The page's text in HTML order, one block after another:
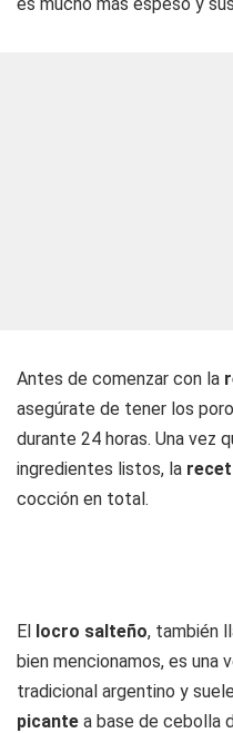
Antes de comenzar con la
asegúrate de tener los
durante 24 horas. Una vez
ingredientes listos, la
cocción en total.
El locro salteño, también
bien mencionamos, es una
tradicional argentino y
picante a base de cebolla